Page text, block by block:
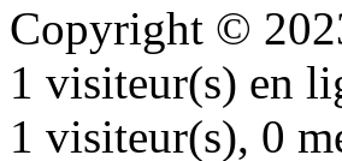
Copyright ©
1 visiteur(s) en
1 visiteur(s), 0